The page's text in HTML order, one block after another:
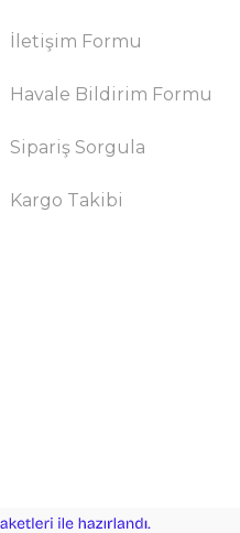
İletişim Formu
Havale Bildirim Formu
Sipariş Sorgula
Kargo Takibi
e-